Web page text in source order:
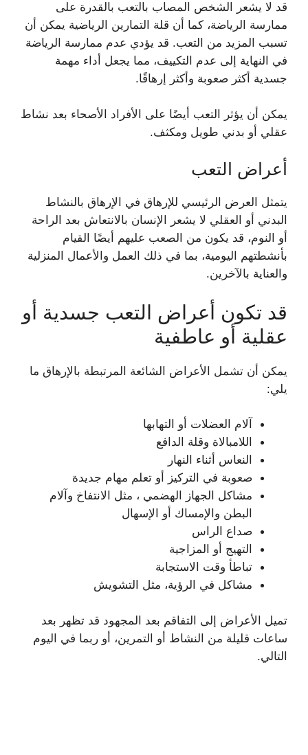
قد لا يشعر الشخص المصاب بالتعب بالقدرة على
ممارسة الرياضة، كما أن قلة التمارين الرياضية يمكن أن
تسبب المزيد من التعب. قد يؤدي عدم ممارسة الرياضة
في النهاية إلى عدم التكييف، مما يجعل أداء مهمة
جسدية أكثر صعوبة وأكثر إرهاقًا.
يمكن أن يؤثر التعب أيضًا على الأفراد الأصحاء بعد نشاط
عقلي أو بدني طويل ومكثف.
أعراض التعب
يتمثل العرض الرئيسي للإرهاق في الإرهاق بالنشاط
البدني أو العقلي لا يشعر الإنسان بالانتعاش بعد الراحة
أو النوم، قد يكون من الصعب عليهم أيضًا القيام
بأنشطتهم اليومية، بما في ذلك العمل والأعمال المنزلية
والعناية بالآخرين.
قد تكون أعراض التعب جسدية أو
عقلية أو عاطفية
يمكن أن تشمل الأعراض الشائعة المرتبطة بالإرهاق ما
يلي:
آلام العضلات أو التهابها
اللامبالاة وقلة الدافع
النعاس أثناء النهار
صعوبة في التركيز أو تعلم مهام جديدة
مشاكل الجهاز الهضمي ، مثل الانتفاخ وآلام
البطن والإمساك أو الإسهال
صداع الراس
التهيج أو المزاجية
تباطأ وقت الاستجابة
مشاكل في الرؤية، مثل التشويش
تميل الأعراض إلى التفاقم بعد المجهود قد تظهر بعد
ساعات قليلة من النشاط أو التمرين، أو ربما في اليوم
التالي.